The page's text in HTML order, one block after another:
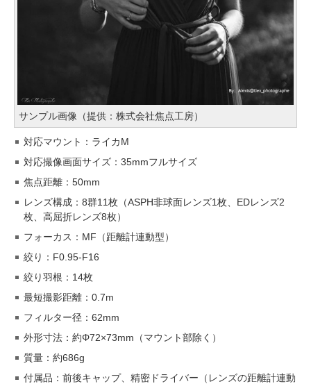
サンプル画像（提供：株式会社焦点工房）
対応マウント：ライカM
対応撮像画面サイズ：35mmフルサイズ
焦点距離：50mm
レンズ構成：8群11枚（ASPH非球面レンズ1枚、EDレンズ2
枚、高屈折レンズ8枚）
フォーカス：MF（距離計連動型）
絞り：F0.95-F16
絞り羽根：14枚
最短撮影距離：0.7m
フィルター径：62mm
外形寸法：約Φ72×73mm（マウント部除く）
質量：約686g
付属品：前後キャップ、精密ドライバー（レンズの距離計連動